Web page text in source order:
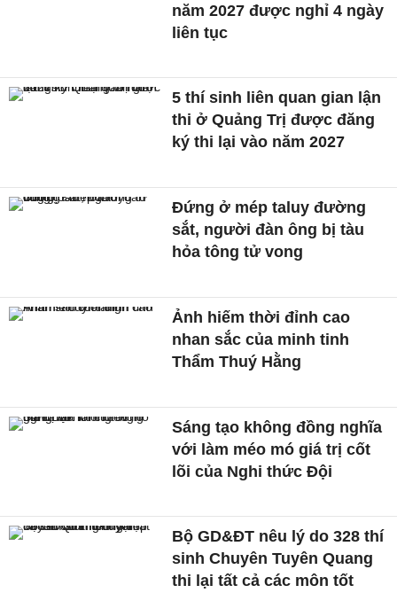
năm 2027 được nghỉ 4 ngày
liên tục
5 thí sinh liên quan gian lận
thi ở Quảng Trị được đăng
ký thi lại vào năm 2027
Đứng ở mép taluy đường
sắt, người đàn ông bị tàu
hỏa tông tử vong
Ảnh hiếm thời đỉnh cao
nhan sắc của minh tinh
Thẩm Thuý Hằng
Sáng tạo không đồng nghĩa
với làm méo mó giá trị cốt
lõi của Nghi thức Đội
Bộ GD&ĐT nêu lý do 328 thí
sinh Chuyên Tuyên Quang
thi lại tất cả các môn tốt